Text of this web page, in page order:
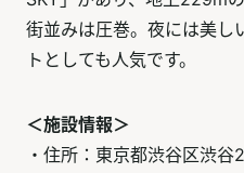
街並みは圧巻。夜には美し
トとしても人気です。
＜施設情報＞
・住所：東京都渋谷区渋谷